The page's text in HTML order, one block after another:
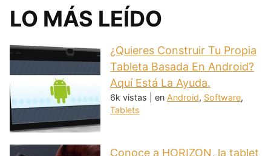
LO MÁS LEÍDO
¿Quieres Construir Tu Propia
Tableta Basada En Android?
Aquí Está La Ayuda.
6k vistas en Android, Software,
Tablets
Conoce a HORIZON, la tablet